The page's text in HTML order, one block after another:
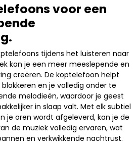
voor een
tijdens het luisteren naar
kan je een meer meeslepende en
creëren. De koptelefoon helpt
en je volledig onder te
melodieën, waardoor je geest
in slaap valt. Met elk subtiel
je oren wordt afgeleverd, kan je de
de muziek volledig ervaren, wat
en verkwikkende nachtrust.